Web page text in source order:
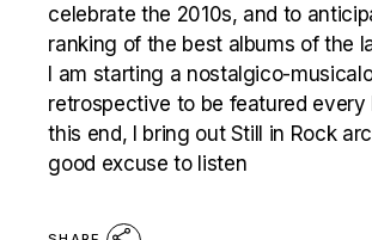
celebrate the 2010s, and to
ranking of the best albums of the
I am starting a nostalgico-
retrospective to be featured every
this end, I bring out Still in Rock
good excuse to listen